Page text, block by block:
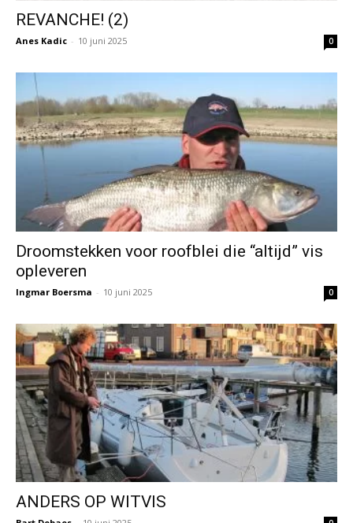
REVANCHE! (2)
Anes Kadic - 10 juni 2025 0
Droomstekken voor roofblei die “altijd” vis
opleveren
Ingmar Boersma - 10 juni 2025 0
ANDERS OP WITVIS